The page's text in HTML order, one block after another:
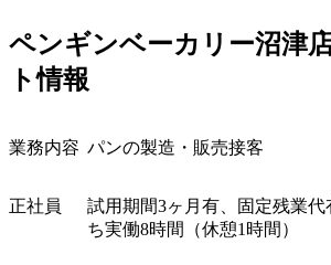
ペンギンベーカリー沼津
ト情報
業務内容 パンの製造・販売接客
正社員 試用期間3ヶ月有、固定残業代
ち実働8時間（休憩1 時間）